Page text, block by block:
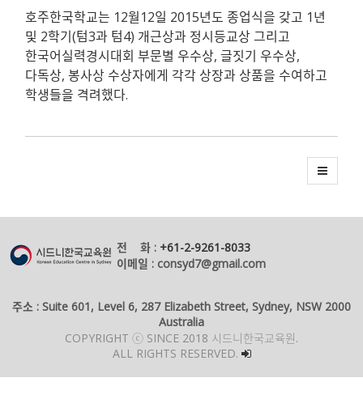
호주한국학교는 12월12일 2015년도 종업식을 갖고 1년
및 2학기(텀3과 텀4) 개근상과 정시등교상 그리고
한국어실력경시대회 부문별 우수상, 글짓기 우수상,
다독상, 봉사상 수상자에게 각각 상장과 상품을 수여하고
학생들을 격려했다.
전 화 : +61-2-9261-8033
이메일 : consyd7@gmail.com
주소 : Suite 601, Level 6, 287 Elizabeth Street, Sydney, NSW 2000
Australia
COPYRIGHT ⓒ SINCE 2018 시드니한국교육원.
ALL RIGHTS RESERVED.